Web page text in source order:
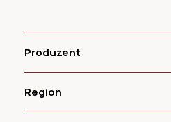
Produzent
Region